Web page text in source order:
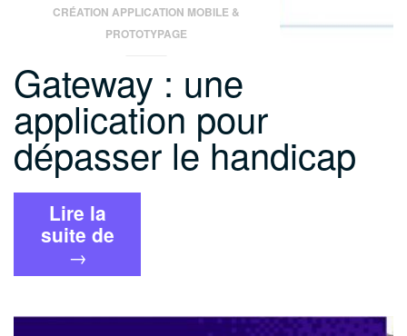
CRÉATION APPLICATION MOBILE &
PROTOTYPAGE
Gateway : une
application pour
dépasser le handicap
Lire la
suite de« Gateway
une
pour
→